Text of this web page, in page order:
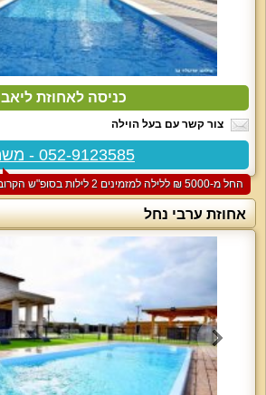
כניסה לאחוזת ליאב
צור קשר עם בעל הוילה
052-9123585 - משה
החל מ-‏5000 ₪ ללילה למזמינים 2 לילות בסופ"ש הקרוב
אחוזת ערבי נחל